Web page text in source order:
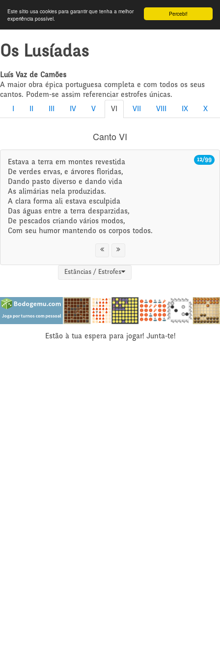
Percebi!
Este sítio usa cookies para garantir que tenha a melhor
experiência possível.
Os Lusíadas
Luís Vaz de Camões
A maior obra épica portuguesa completa e com todos os seus
cantos. Podem-se assim referenciar estrofes únicas.
IV V VI VII VIII IX X
Canto VI
12/99
Estava a terra em montes revestida
De verdes ervas, e árvores floridas,
Dando pasto diverso e dando vida
As alimárias nela produzidas.
A clara forma ali estava esculpida
Das águas entre a terra desparzidas,
De pescados criando vários modos,
Com seu humor mantendo os corpos todos.
Estâncias / Estrofes
Estão à tua espera para jogar! Junta-te!